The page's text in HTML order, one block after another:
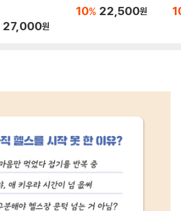
27,000원
10% 22,500원